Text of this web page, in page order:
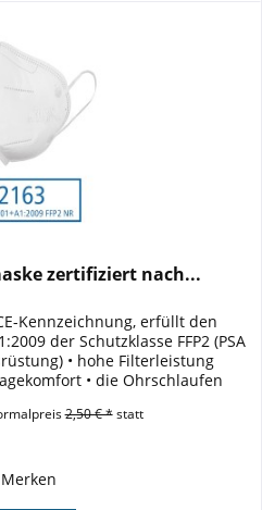
zertifiziert nach...
Kennzeichnung, erfüllt den
der Schutzklasse FFP2 (PSA
• hohe Filterleistung
• die Ohrschlaufen
die Frisur...
2,50 € *statt
Merken